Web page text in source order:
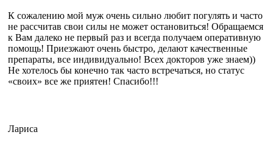
К сожалению мой муж очень сильно любит погулять и часто
не рассчитав свои силы не может остановиться! Обращаемся
к Вам далеко не первый раз и всегда получаем оперативную
помощь! Приезжают очень быстро, делают качественные
препараты, все индивидуально! Всех докторов уже знаем))
Не хотелось бы конечно так часто встречаться, но статус
«своих» все же приятен! Спасибо!!!
Лариса